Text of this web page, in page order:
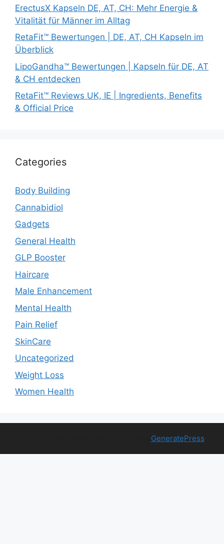
ErectusX Kapseln DE, AT, CH: Mehr Energie &
Vitalität für Männer im Alltag
RetaFit™ Bewertungen | DE, AT, CH Kapseln im
Überblick
LipoGandha™ Bewertungen | Kapseln für DE, AT
& CH entdecken
RetaFit™ Reviews UK, IE | Ingredients, Benefits
& Official Price
Categories
Body Building
Cannabidiol
Gadgets
General Health
GLP Booster
Haircare
Male Enhancement
Mental Health
Pain Relief
SkinCare
Uncategorized
Weight Loss
Women Health
GeneratePress